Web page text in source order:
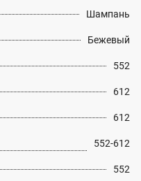
Шампань
Бежевый
552
612
612
552-612
552